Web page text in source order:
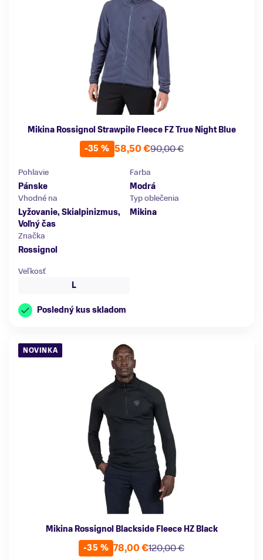
Mikina Rossignol Strawpile Fleece FZ True Night Blue
-35 %
90,00 €
58,50 €
Pohlavie
Pánske
Farba
Modrá
Vhodné na
Lyžovanie, Skialpinizmus,
Voľný čas
Typ oblečenia
Mikina
Značka
Rossignol
Veľkosť
L
Posledný kus skladom
NOVINKA
Mikina Rossignol Blackside Fleece HZ Black
-35 %
120,00 €
78,00 €